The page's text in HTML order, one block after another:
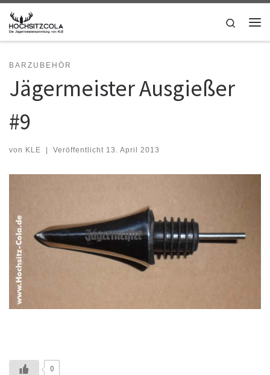
Zum Inhalt springen
Search
BARZUBEHÖR
Jägermeister Ausgießer
#9
von KLE Veröffentlicht 13. April 2013
0